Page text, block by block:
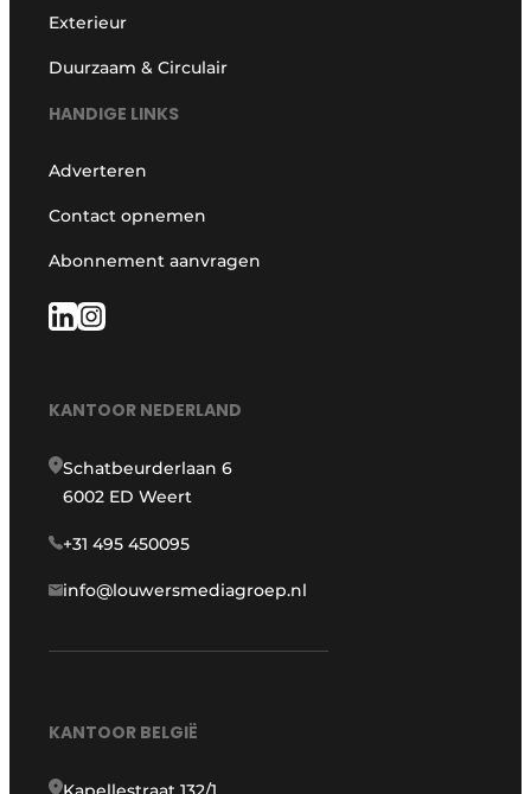
Exterieur
Duurzaam & Circulair
HANDIGE LINKS
Adverteren
Contact opnemen
Abonnement aanvragen
KANTOOR NEDERLAND
Schatbeurderlaan 6
6002 ED Weert
+31 495 450095
info@louwersmediagroep.nl
KANTOOR BELGIË